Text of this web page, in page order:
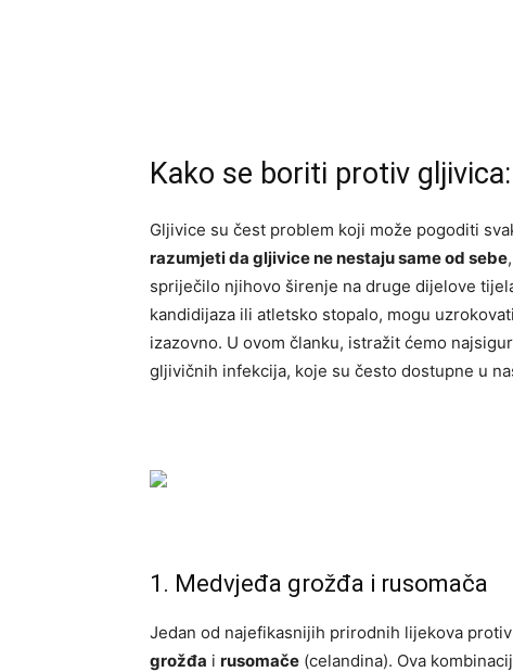
Kako se boriti protiv
Gljivice su čest problem koji može pogoditi
razumjeti da gljivice ne nestaju same od sebe
spriječilo njihovo širenje na druge dijelove
kandidijaza ili atletsko stopalo, mogu
izazovno. U ovom članku, istražit ćemo
gljivičnih infekcija, koje su često dostupne u
1. Medvjeđa grožđa i rusomača
Jedan od najefikasnijih prirodnih lijekova
grožđa i rusomače (celandina). Ova